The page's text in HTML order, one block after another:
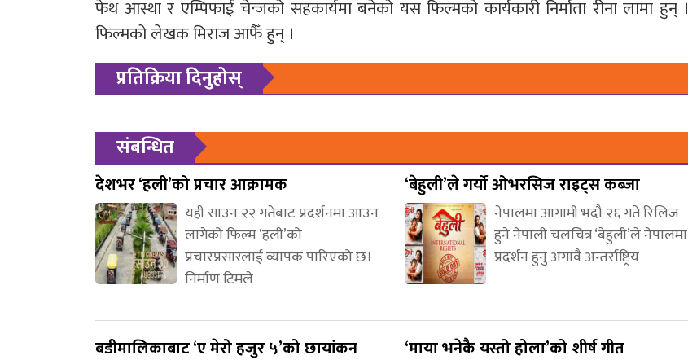
फेथ आस्था र एम्पिफाई चेन्जको सहकार्यमा बनेको यस फिल्मको कार्यकारी निर्माता रीना लामा हुन् ।
फिल्मको लेखक मिराज आफैँ हुन् ।
प्रतिक्रिया दिनुहोस्
संबन्धित
देशभर ‘हली’को प्रचार आक्रामक
यही साउन २२ गतेबाट प्रदर्शनमा आउन
लागेको फिल्म ‘हली’को
प्रचारप्रसारलाई व्यापक पारिएको छ।
निर्माण टिमले
‘बेहुली’ले गर्यो ओभरसिज राइट्स कब्जा
नेपालमा आगामी भदौ २६ गते रिलिज
हुने नेपाली चलचित्र ‘बेहुली’ले नेपालमा
प्रदर्शन हुनु अगावै अन्तर्राष्ट्रिय
बडीमालिकाबाट ‘ए मेरो हजुर ५’को छायांकन
‘माया भनेकै यस्तो होला’को शीर्ष गीत